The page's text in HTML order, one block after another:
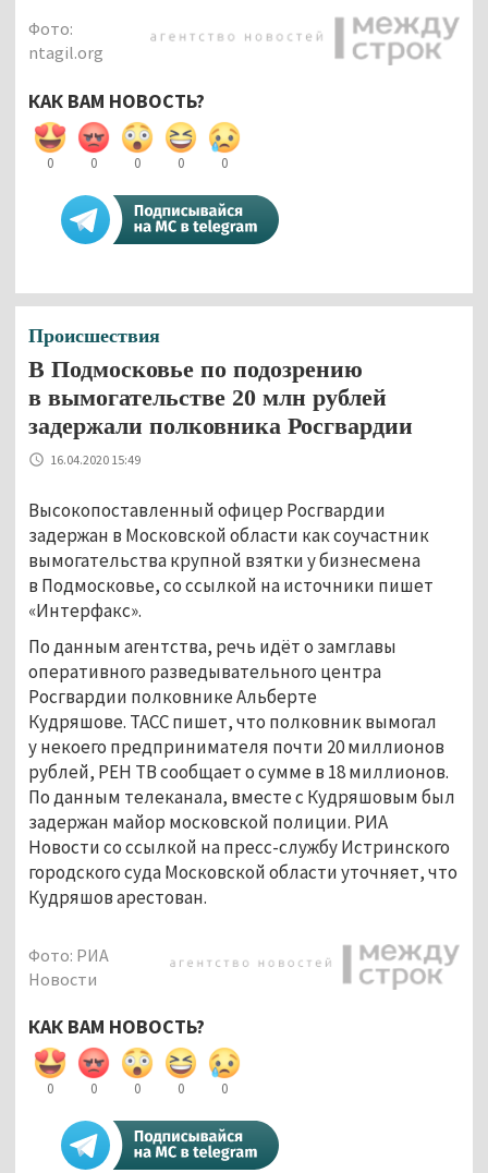
Фото:
ntagil.org
КАК ВАМ НОВОСТЬ?
0 0 0 0 0
Происшествия
В Подмосковье по подозрению
в вымогательстве 20 млн рублей
задержали полковника Росгвардии
16.04.2020 15:49
Высокопоставленный офицер Росгвардии
задержан в Московской области как соучастник
вымогательства крупной взятки у бизнесмена
в Подмосковье, со ссылкой на источники пишет
«Интерфакс».
По данным агентства, речь идёт о замглавы
оперативного разведывательного центра
Росгвардии полковнике Альберте
Кудряшове. ТАСС пишет, что полковник вымогал
у некоего предпринимателя почти 20 миллионов
рублей, РЕН ТВ сообщает о сумме в 18 миллионов.
По данным телеканала, вместе с Кудряшовым был
задержан майор московской полиции. РИА
Новости со ссылкой на пресс-службу Истринского
городского суда Московской области уточняет, что
Кудряшов арестован.
Фото: РИА
Новости
КАК ВАМ НОВОСТЬ?
0 0 0 0 0